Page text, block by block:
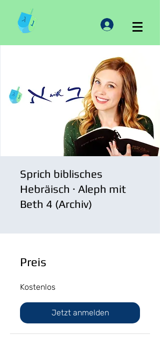
Sprich biblisches
Hebräisch · Aleph mit
Beth 4 (Archiv)
Preis
Kostenlos
Jetzt anmelden